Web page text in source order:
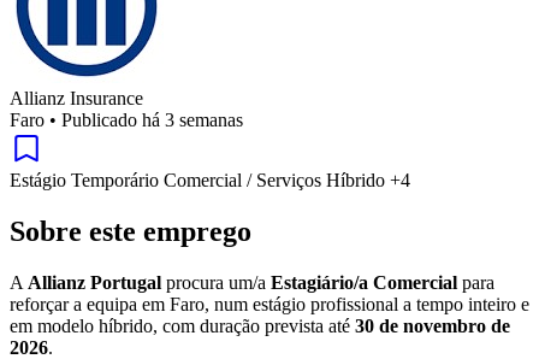
Allianz Insurance
Faro • Publicado há 3 semanas
Estágio Temporário Comercial / Serviços Híbrido +4
Sobre este emprego
A Allianz Portugal procura um/a Estagiário/a Comercial para
reforçar a equipa em Faro, num estágio profissional a tempo inteiro e
em modelo híbrido, com duração prevista até 30 de novembro de
2026.